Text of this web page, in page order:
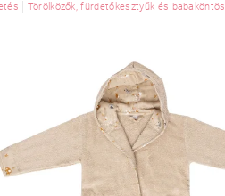
VÁSÁRLÁSI FELTÉTELEK
Törölközők, fürdetőkesztyűk és